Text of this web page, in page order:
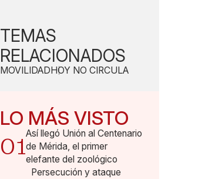
TEMAS
RELACIONADOS
MOVILIDADHOY NO CIRCULA
LO MÁS VISTO
01Así llegó Unión al Centenario
de Mérida, el primer
elefante del zoológico
Persecución y ataque